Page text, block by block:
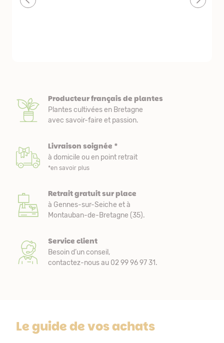
réserve. La
livraison
Producteur français de plantes
Plantes cultivées en Bretagne
avec savoir-faire et passion.
Livraison soignée *
à domicile ou en point retrait
*en savoir plus
Retrait gratuit sur place
à Gennes-sur-Seiche et à
Montauban-de-Bretagne (35).
Service client
Besoin d’un conseil,
contactez-nous au 02 99 96 97 31.
Le guide de vos achats